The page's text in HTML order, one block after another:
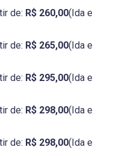
de: R$ 260,00(Ida e
de: R$ 265,00(Ida e
de: R$ 295,00(Ida e
de: R$ 298,00(Ida e
de: R$ 298,00(Ida e